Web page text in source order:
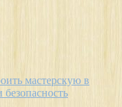
мастерскую в
безопасность